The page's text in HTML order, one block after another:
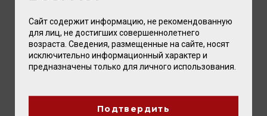
Сайт содержит информацию, не рекомендованную
для лиц, не достигших совершеннолетнего
возраста. Сведения, размещенные на сайте, носят
исключительно информационный характер и
предназначены только для личного использования.
Подтвердить